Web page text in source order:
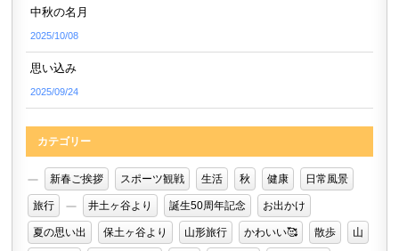
中秋の名月
2025/10/08
思い込み
2025/09/24
カテゴリー
新春ご挨拶 スポーツ観戦 生活 秋 健康 日常風景
旅行 井土ヶ谷より 誕生50周年記念 お出かけ
夏の思い出 保土ヶ谷より 山形旅行 かわいい🥰 散歩 山